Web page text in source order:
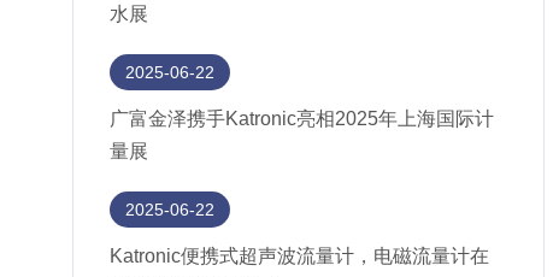
水展
2025-06-22
广富金泽携手Katronic亮相2025年上海国际计
量展
2025-06-22
Katronic便携式超声波流量计，电磁流量计在